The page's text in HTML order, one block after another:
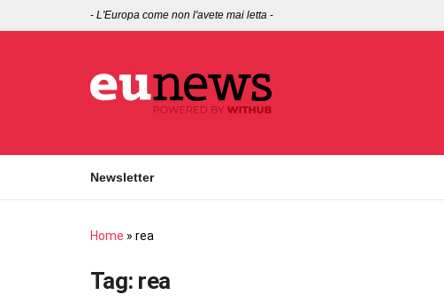
- L'Europa come non l'avete mai letta -
Newsletter
Home » rea
Tag: rea